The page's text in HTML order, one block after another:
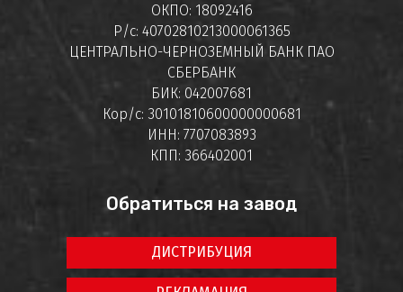
ОКПО: 18092416
Р/с: 40702810213000061365
ЦЕНТРАЛЬНО-ЧЕРНОЗЕМНЫЙ БАНК ПАО
СБЕРБАНК
БИК: 042007681
Кор/с: 30101810600000000681
ИНН: 7707083893
КПП: 366402001
Обратиться на завод
ДИСТРИБУЦИЯ